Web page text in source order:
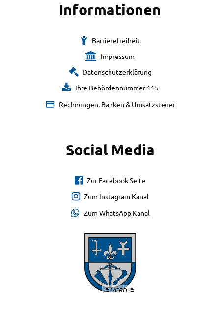
Informationen
Barrierefreiheit
Impressum
Datenschutzerklärung
Ihre Behördennummer 115
Rechnungen, Banken & Umsatzsteuer
Social Media
Zur Facebook Seite
Zum Instagram Kanal
Zum WhatsApp Kanal
© VGRD